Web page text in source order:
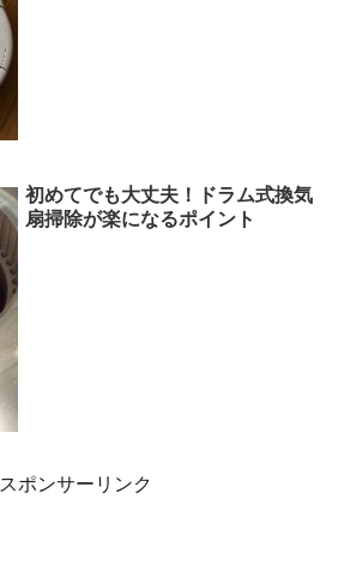
初めてでも大丈夫！ドラム式換気
扇掃除が楽になるポイント
スポンサーリンク